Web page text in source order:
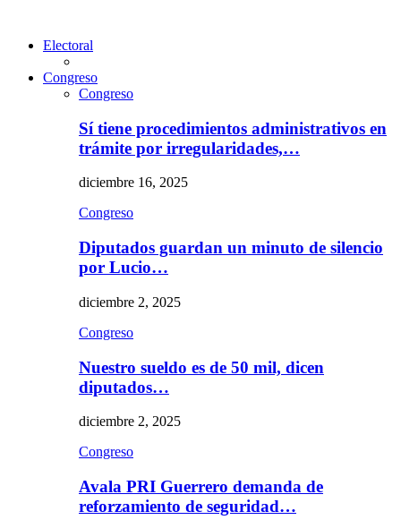
Electoral
Congreso
Congreso
Sí tiene procedimientos administrativos en
trámite por irregularidades,…
diciembre 16, 2025
Congreso
Diputados guardan un minuto de silencio
por Lucio…
diciembre 2, 2025
Congreso
Nuestro sueldo es de 50 mil, dicen
diputados…
diciembre 2, 2025
Congreso
Avala PRI Guerrero demanda de
reforzamiento de seguridad…